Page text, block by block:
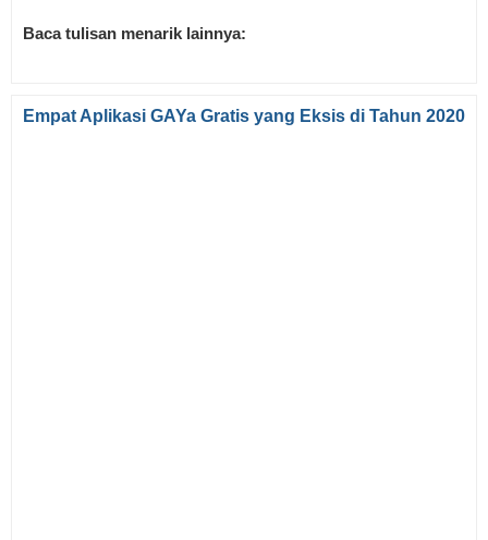
Baca tulisan menarik lainnya:
Empat Aplikasi GAYa Gratis yang Eksis di Tahun 2020